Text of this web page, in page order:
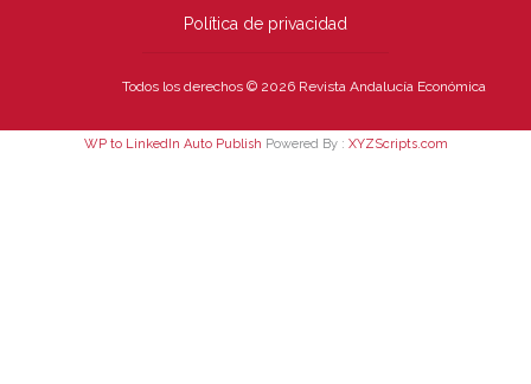
Política de privacidad
Todos los derechos © 2026 Revista Andalucía Económica
WP to LinkedIn Auto Publish Powered By : XYZScripts.com